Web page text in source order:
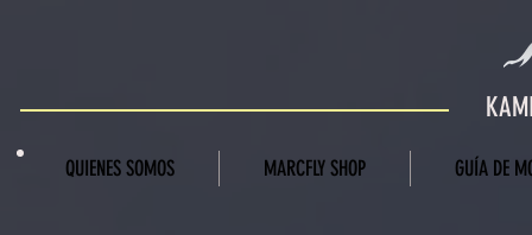
QUIENES SOMOS MARCFLY SHOP GUÍA DE